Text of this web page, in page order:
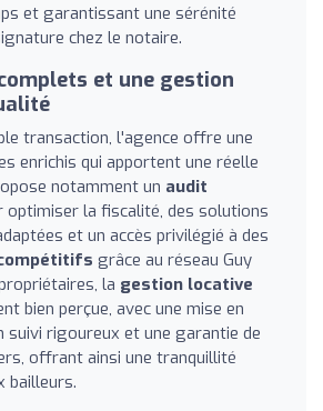
et garantissant une sérénité
chez le notaire.
et une gestion
transaction, l'agence offre une
enrichis qui apportent une réelle
notamment un audit
optimiser la fiscalité, des solutions
et un accès privilégié à des
grâce au réseau Guy
la gestion locative
bien perçue, avec une mise en
suivi rigoureux et une garantie de
offrant ainsi une tranquillité
bailleurs.